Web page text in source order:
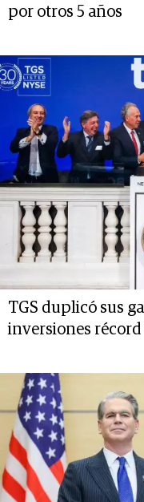
por otros 5 años
TGS duplicó sus
inversiones